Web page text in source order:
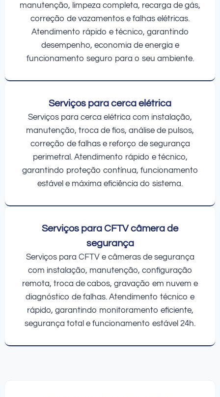
manutenção, limpeza completa, recarga de gás,
correção de vazamentos e falhas elétricas.
Atendimento rápido e técnico, garantindo
desempenho, economia de energia e
funcionamento seguro para o seu ambiente.
Serviços para cerca elétrica
Serviços para cerca elétrica com instalação,
manutenção, troca de fios, análise de pulsos,
correção de falhas e reforço de segurança
perimetral. Atendimento rápido e técnico,
garantindo proteção contínua, funcionamento
estável e máxima eficiência do sistema.
Serviços para CFTV câmera de
segurança
Serviços para CFTV e câmeras de segurança
com instalação, manutenção, configuração
remota, troca de cabos, gravação em nuvem e
diagnóstico de falhas. Atendimento técnico e
rápido, garantindo monitoramento eficiente,
segurança total e funcionamento estável 24h.